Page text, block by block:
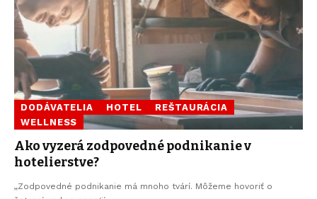
DODÁVATELIA HOTEL
REŠTAURÁCIA
WELLNESS
Ako vyzerá zodpovedné podnikanie v
hotelierstve?
„Zodpovedné podnikanie má mnoho tvárí. Môžeme hovoriť o